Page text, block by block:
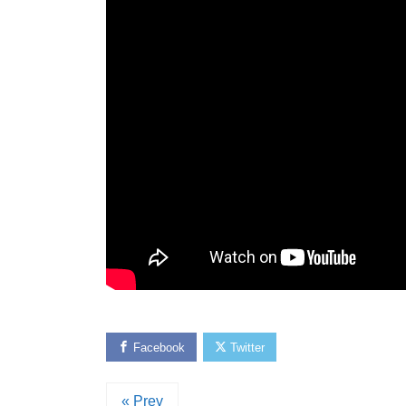
Facebook Twitter
« Prev